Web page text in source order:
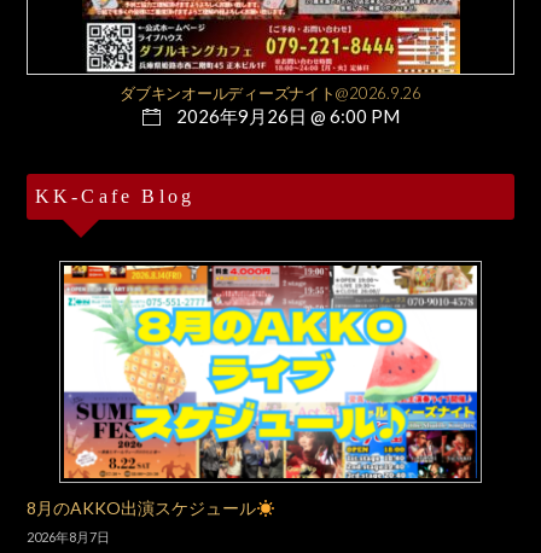
ダブキンオールディーズナイト@2026.9.26
2026年9月26日 @ 6:00 PM
KK-Cafe Blog
8月のAKKO出演スケジュール
2026年8月7日